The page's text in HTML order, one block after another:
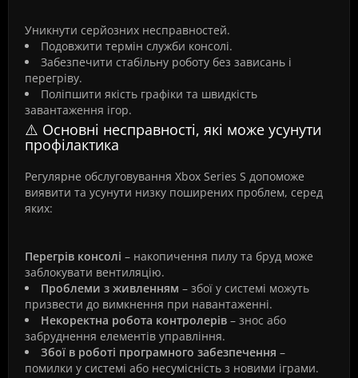
Уникнути серйозних несправностей.
Подовжити термін служби консолі.
Забезпечити стабільну роботу без зависань і
перегріву.
Поліпшити якість графіки та швидкість
завантаження ігор.
⚠️ Основні несправності, які може усунути
профілактика
Регулярне обслуговування Xbox Series S допоможе
виявити та усунути низку поширених проблем, серед
яких:
Перегрів консолі – накопичення пилу та бруд може
заблокувати вентиляцію.
Проблеми з живленням – збої у системі можуть
призвести до вимкнення при навантаженні.
Некоректна робота контролерів – знос або
забруднення елементів управління.
Збої в роботі програмного забезпечення –
помилки у системі або несумісність з новими іграми.